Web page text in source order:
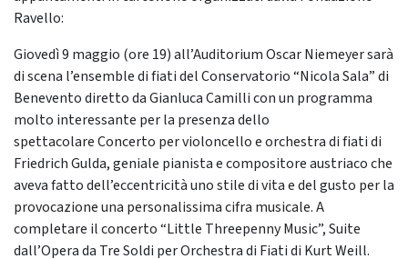
Ravello:
Giovedì 9 maggio (ore 19) all’Auditorium Oscar Niemeyer sarà
di scena l’ensemble di fiati del Conservatorio “Nicola Sala” di
Benevento diretto da Gianluca Camilli con un programma
molto interessante per la presenza dello
spettacolare Concerto per violoncello e orchestra di fiati di
Friedrich Gulda, geniale pianista e compositore austriaco che
aveva fatto dell’eccentricità uno stile di vita e del gusto per la
provocazione una personalissima cifra musicale. A
completare il concerto “Little Threepenny Music”, Suite
dall’Opera da Tre Soldi per Orchestra di Fiati di Kurt Weill.